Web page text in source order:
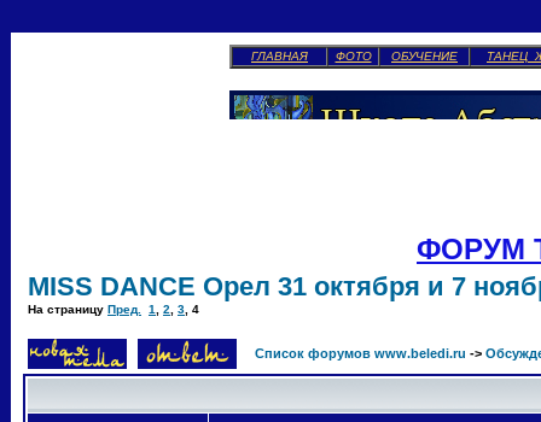
ГЛАВНАЯ ФОТО ОБУЧЕНИЕ ТАНЕЦ
ФОРУМ
MISS DANCE Орел 31 октября и 7
На страницу Пред. 1 2 3 4
Список форумов www.beledi.ru ->